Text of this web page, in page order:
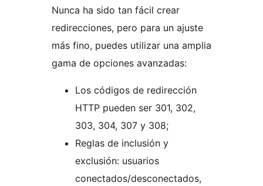
Nunca ha sido tan fácil crear
redirecciones, pero para un ajuste
más fino, puedes utilizar una amplia
gama de opciones avanzadas:
Los códigos de redirección
HTTP pueden ser 301, 302,
303, 304, 307 y 308;
Reglas de inclusión y
exclusión: usuarios
conectados/desconectados,